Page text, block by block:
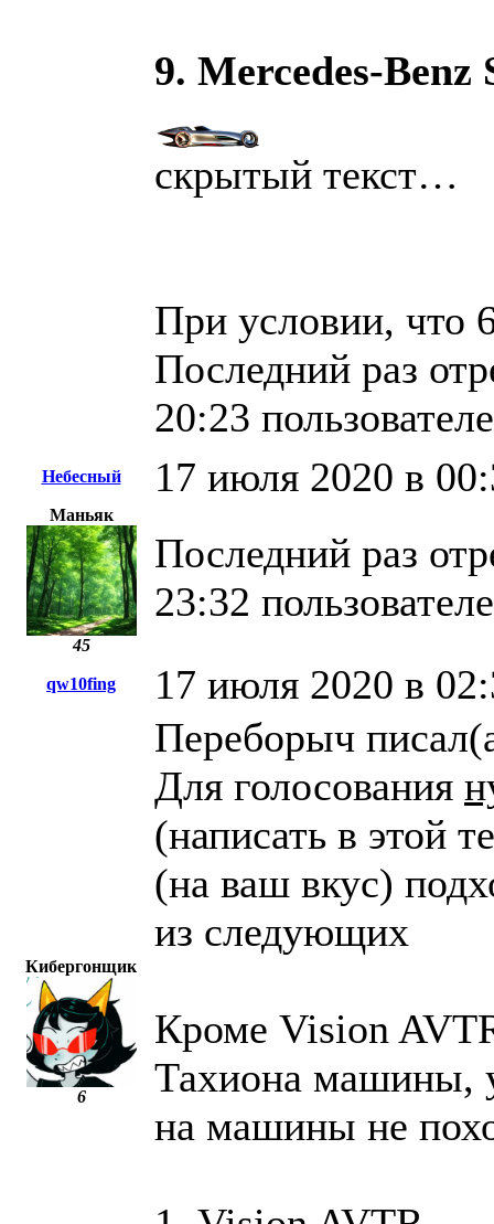
9. Mercedes-
скрытый текст…
При условии, что
Последний раз
20:23
Небесный 17 июля 2020 в
Маньяк
45
Последний раз
23:32
qw10fing 17 июля 2020 в
Кибергонщик
6
Переборыч
Для голосования
(написать в этой
(на ваш вкус)
из следующих
Кроме Vision
Тахиона машины,
на машины не